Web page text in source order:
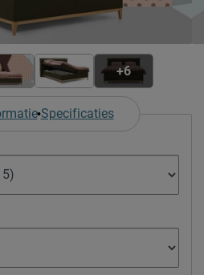
+6
Specificaties